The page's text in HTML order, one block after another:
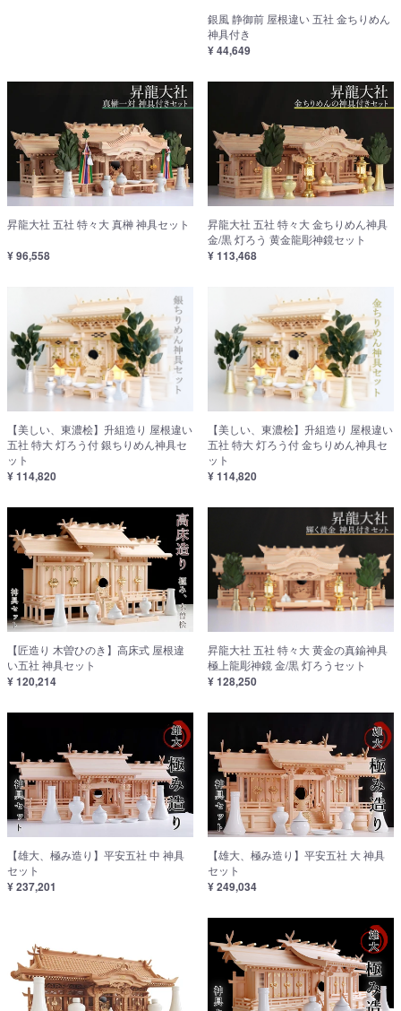
銀風 静御前 屋根違い 五社 金ちりめん
神具付き
¥ 44,649
昇龍大社 五社 特々大 真榊 神具セット
¥ 96,558
昇龍大社 五社 特々大 金ちりめん神具
金/黒 灯ろう 黄金龍彫神鏡セット
¥ 113,468
【美しい、東濃桧】升組造り 屋根違い
五社 特大 灯ろう付 銀ちりめん神具セ
ット
¥ 114,820
【美しい、東濃桧】升組造り 屋根違い
五社 特大 灯ろう付 金ちりめん神具セ
ット
¥ 114,820
【匠造り 木曽ひのき】高床式 屋根違
い五社 神具セット
¥ 120,214
昇龍大社 五社 特々大 黄金の真鍮神具
極上龍彫神鏡 金/黒 灯ろうセット
¥ 128,250
【雄大、極み造り】平安五社 中 神具
セット
¥ 237,201
【雄大、極み造り】平安五社 大 神具
セット
¥ 249,034